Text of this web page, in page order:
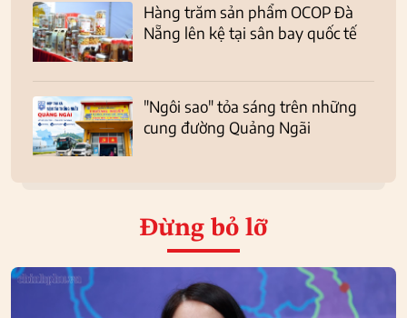
Hàng trăm sản phẩm OCOP Đà
Nẵng lên kệ tại sân bay quốc tế
"Ngôi sao" tỏa sáng trên những
cung đường Quảng Ngãi
Đừng bỏ lỡ